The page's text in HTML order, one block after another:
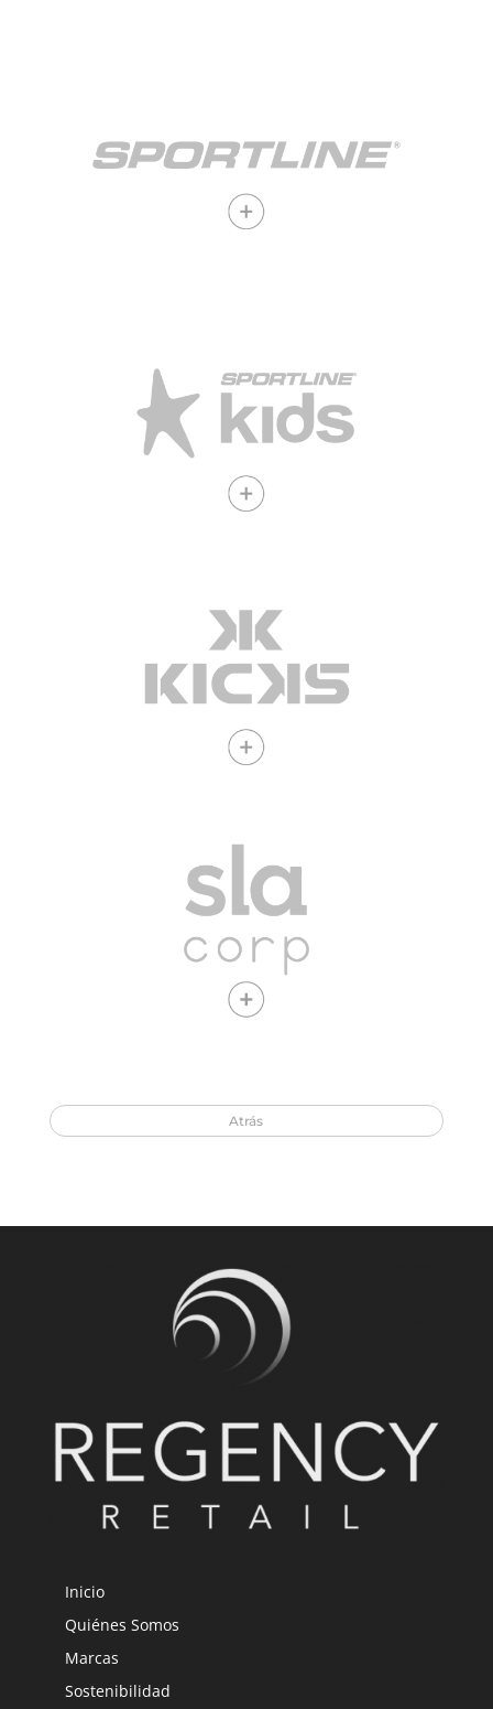
Opera bajo SLA Corp
Ver vacantes
Opera bajo SLA Corp
Opera bajo SLA Corp
Opera bajo SLA Corp
Atrás
Inicio
Quiénes Somos
Marcas
Sostenibilidad